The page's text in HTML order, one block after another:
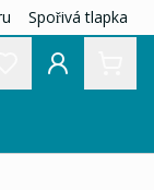
Spořivá tlapka